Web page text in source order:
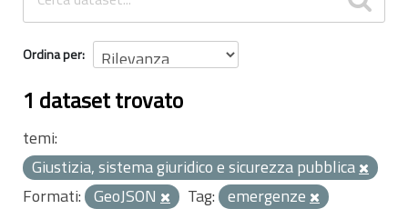
Ordina per
1 dataset trovato
temi:
Giustizia, sistema giuridico e sicurezza pubblica
Formati: GeoJSON Tag: emergenze